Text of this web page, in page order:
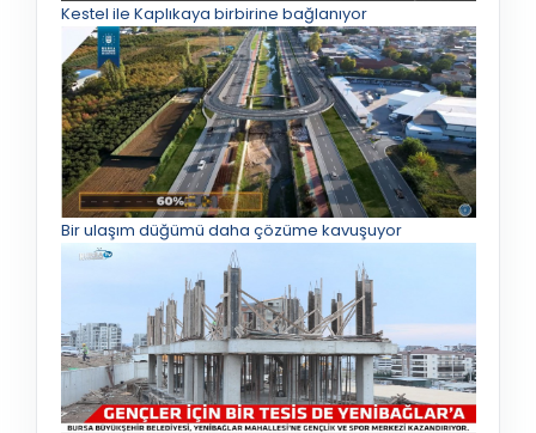
Kestel ile Kaplıkaya birbirine bağlanıyor
Bir ulaşım düğümü daha çözüme kavuşuyor